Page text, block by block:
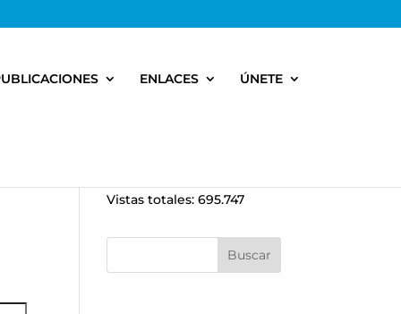
ENLACES ÚNETE
Vistas totales:695.747